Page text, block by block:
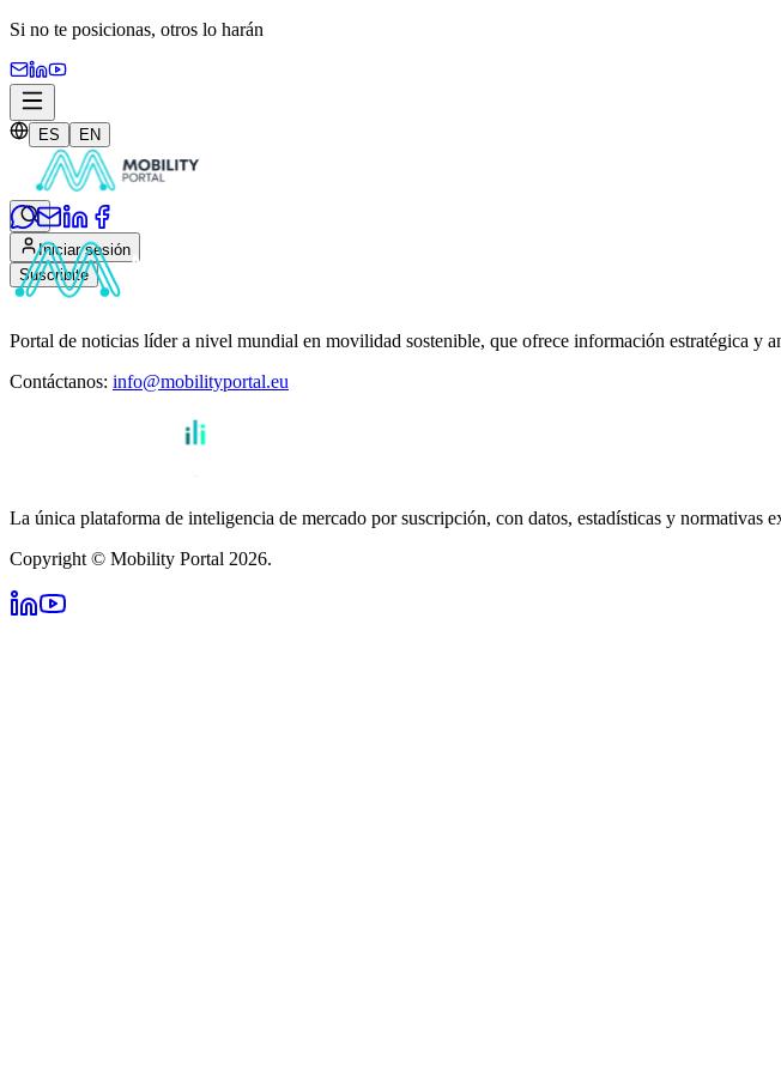
Si no te posicionas, otros lo harán
ES EN
Iniciar sesión
Suscribite
Portal de noticias líder a nivel mundial en movilidad sostenible, que ofrece información estratégica y
Contáctanos: info@mobilityportal.eu
La única plataforma de inteligencia de mercado por suscripción, con datos, estadísticas y normativas
Copyright © Mobility Portal 2026.